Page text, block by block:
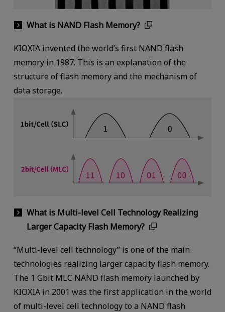
What is NAND Flash Memory?
KIOXIA invented the world’s first NAND flash
memory in 1987. This is an explanation of the
structure of flash memory and the mechanism of
data storage.
What is Multi-level Cell Technology Realizing
Larger Capacity Flash Memory?
“Multi-level cell technology” is one of the main
technologies realizing larger capacity flash memory.
The 1 Gbit MLC NAND flash memory launched by
KIOXIA in 2001 was the first application in the world
of multi-level cell technology to a NAND flash